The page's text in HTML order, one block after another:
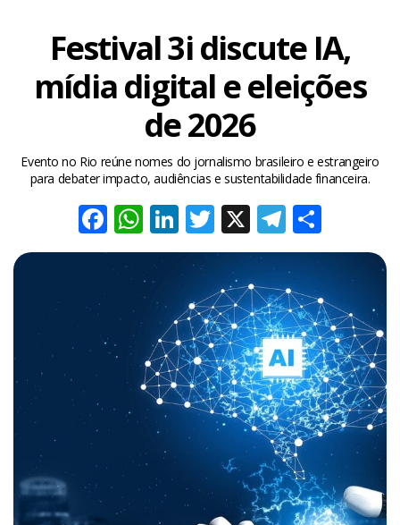
Festival 3i discute IA,
mídia digital e eleições
de 2026
Evento no Rio reúne nomes do jornalismo brasileiro e estrangeiro
para debater impacto, audiências e sustentabilidade financeira.
Facebook
WhatsApp
LinkedIn
Twitter
X